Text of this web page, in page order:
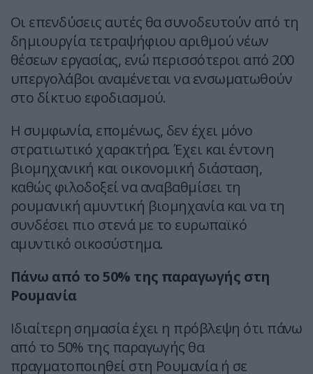
Οι επενδύσεις αυτές θα συνοδευτούν από τη
δημιουργία τετραψήφιου αριθμού νέων
θέσεων εργασίας, ενώ περισσότεροι από 200
υπεργολάβοι αναμένεται να ενσωματωθούν
στο δίκτυο εφοδιασμού.
Η συμφωνία, επομένως, δεν έχει μόνο
στρατιωτικό χαρακτήρα. Έχει και έντονη
βιομηχανική και οικονομική διάσταση,
καθώς φιλοδοξεί να αναβαθμίσει τη
ρουμανική αμυντική βιομηχανία και να τη
συνδέσει πιο στενά με το ευρωπαϊκό
αμυντικό οικοσύστημα.
Πάνω από το 50% της παραγωγής στη
Ρουμανία
Ιδιαίτερη σημασία έχει η πρόβλεψη ότι πάνω
από το 50% της παραγωγής θα
πραγματοποιηθεί στη Ρουμανία ή σε